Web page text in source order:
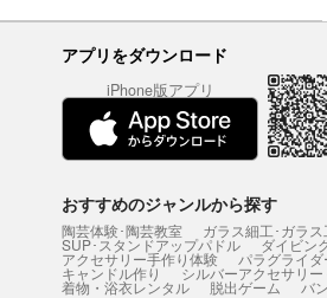
アプリをダウンロード
iPhone版アプリ
おすすめのジャンルから探す
陶芸体験･陶芸教室 ガラス細工･ガラ
SUP･スタンドアップパドル ダイビン
アクセサリー手作り体験 パラグライダ
キャンドル作り シルバーアクセサリ
着物・浴衣レンタル 脱出ゲーム バ